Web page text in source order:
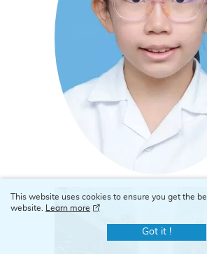
This website uses cookies to ensure you get the
website.
Learn more
Got it !